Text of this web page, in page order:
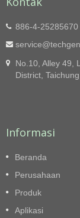
886-4-25285670
No.10, Alley 49,
District,
Informasi
Beranda
Perusahaan
Produk
Aplikasi